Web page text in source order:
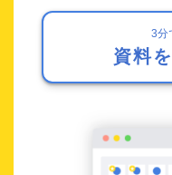
3分
資料